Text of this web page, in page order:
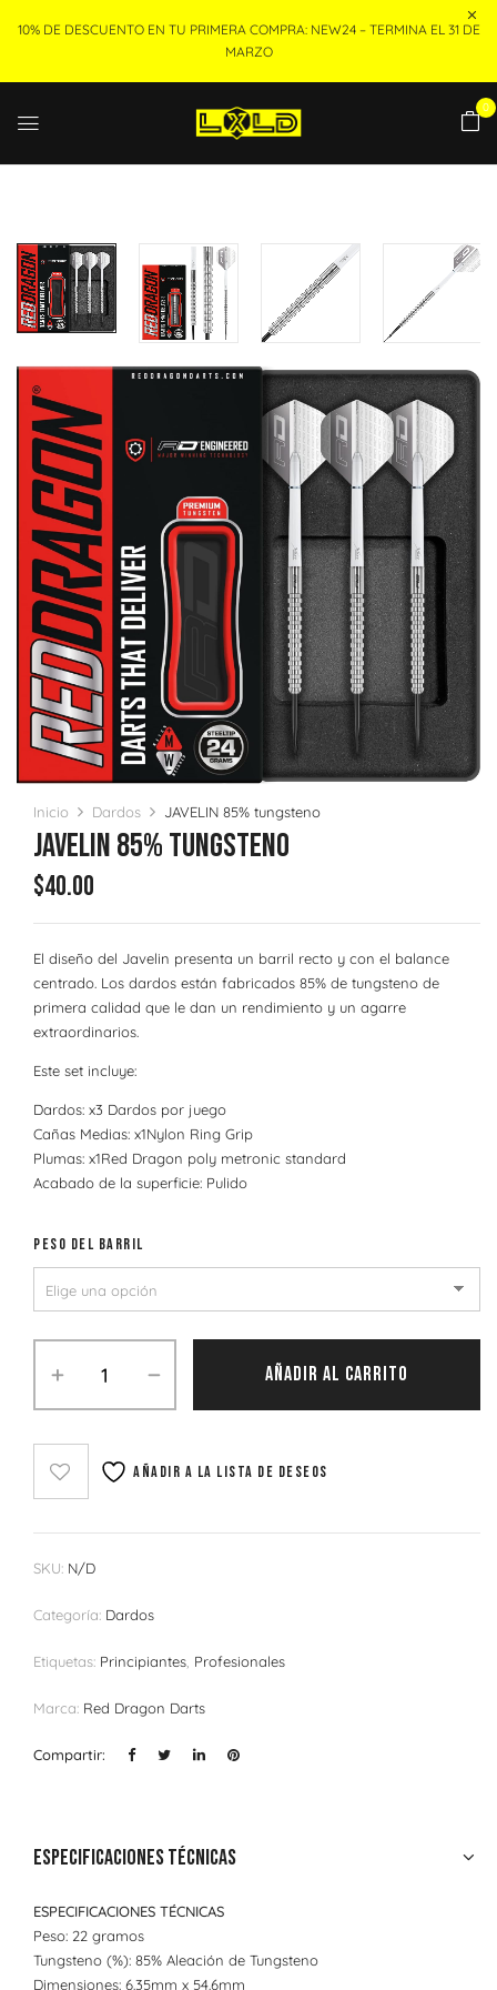
10% DE DESCUENTO EN TU PRIMERA COMPRA: NEW24 – TERMINA EL 31 DE
MARZO
0
Inicio Dardos JAVELIN 85% tungsteno
JAVELIN 85% Tungsteno
$40.00
El diseño del Javelin presenta un barril recto y con el balance
centrado. Los dardos están fabricados 85% de tungsteno de
primera calidad que le dan un rendimiento y un agarre
extraordinarios.
Este set incluye:
Dardos: x3 Dardos por juego
Cañas Medias: x1Nylon Ring Grip
Plumas: x1Red Dragon poly metronic standard
Acabado de la superficie: Pulido
PESO DEL BARRIL
AÑADIR AL CARRITO
Añadir a la lista de deseos
SKU: N/D
Categoría: Dardos
Etiquetas: Principiantes Profesionales
Marca: Red Dragon Darts
Compartir:
Especificaciones técnicas
ESPECIFICACIONES TÉCNICAS
Peso: 22 gramos
Tungsteno (%): 85% Aleación de Tungsteno
Dimensiones: 6.35mm x 54.6mm